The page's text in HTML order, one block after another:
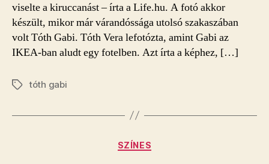
viselte a kiruccanást – írta a Life.hu. A fotó akkor
készült, mikor már várandóssága utolsó szakaszában
volt Tóth Gabi. Tóth Vera lefotózta, amint Gabi az
IKEA-ban aludt egy fotelben. Azt írta a képhez, […]
Címkéktóth gabi
Kategóriák
SZÍNES